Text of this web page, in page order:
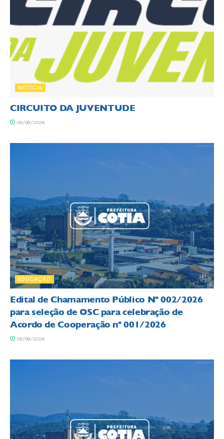
NOTÍCIA
CIRCUITO DA JUVENTUDE
05/08/2026
EDUCAÇÃO
Edital de Chamamento Público Nº 002/2026
para seleção de OSC para celebração de
Acordo de Cooperação nº 001/2026
05/08/2026